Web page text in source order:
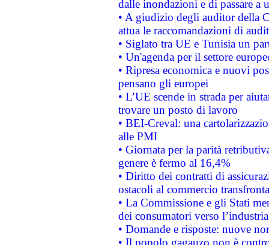
dalle inondazioni e di passare a
• A giudizio degli auditor della
attua le raccomandazioni di
• Siglato tra UE e Tunisia un
• Un'agenda per il settore
• Ripresa economica e nuovi
pensano gli europei
• L’UE scende in strada per
trovare un posto di lavoro
• BEI-Creval: una
alle PMI
• Giornata per la parità
genere è fermo al 16,4%
• Diritto dei contratti di
ostacoli al commercio
• La Commissione e gli Stati
dei consumatori verso
• Domande e risposte: nuove
• Il popolo gagauzo non è